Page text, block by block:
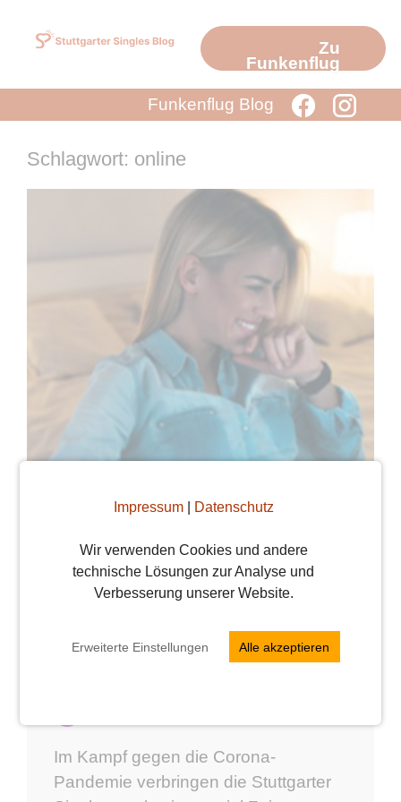
Impressum| Datenschutz
Wir verwenden Cookies und andere
technische Lösungen zur Analyse und
Verbesserung unserer Website.
Erweiterte Einstellungen Alle akzeptieren
Inhalt
Zu
Funkenflug
Funkenflug Blog
Schlagwort: online
Zu virtuellen Events
verabreden &
Im Kampf gegen die Corona-
Pandemie verbringen die Stuttgarter